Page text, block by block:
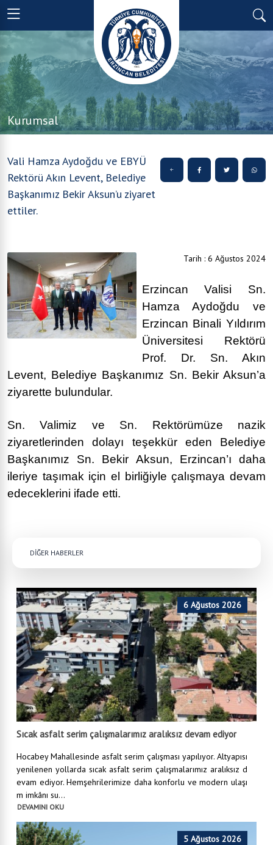
Kurumsal
Vali Hamza Aydoğdu ve EBYÜ
Rektörü Akın Levent, Belediye
Başkanımız Bekir Aksun’u ziyaret
ettiler.
Tarih : 6 Ağustos 2024
Erzincan Valisi Sn.
Hamza Aydoğdu ve
Erzincan Binali Yıldırım
Üniversitesi Rektörü
Prof. Dr. Sn. Akın
Levent, Belediye Başkanımız Sn. Bekir Aksun’a
ziyarette bulundular.
Sn. Valimiz ve Sn. Rektörümüze nazik
ziyaretlerinden dolayı teşekkür eden Belediye
Başkanımız Sn. Bekir Aksun, Erzincan’ı daha
ileriye taşımak için el birliğiyle çalışmaya devam
edeceklerini ifade etti.
DİĞER HABERLER
6 Ağustos 2026
Sıcak asfalt serim çalışmalarımız aralıksız devam ediyor
Hocabey Mahallesinde asfalt serim çalışması yapılıyor. Altyapısı
yenilenen yollarda sıcak asfalt serim çalışmalarımız aralıksız d
evam ediyor. Hemşehrilerimize daha konforlu ve modern ulaşı
m imkânı su...
DEVAMINI OKU
5 Ağustos 2026